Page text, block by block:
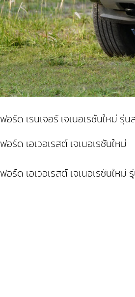
ฟอร์ด เรนเจอร์ เจเนอเรชันใหม่
ฟอร์ด เอเวอเรสต์ เจเนอเรชันใหม่
ฟอร์ด เอเวอเรสต์ เจเนอเรชันให